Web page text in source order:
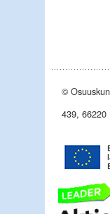
©
439,